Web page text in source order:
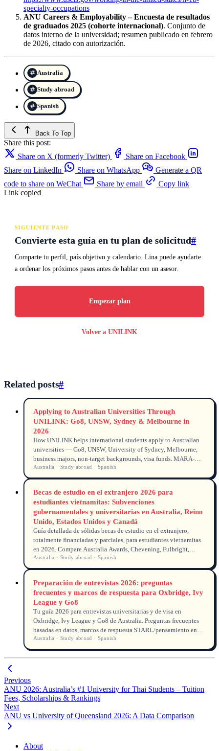
specialty-occupations
ANU Careers & Employability – Encuesta de resultados
de graduados 2025 (cohorte internacional). Conjunto de
datos interno de la universidad; resumen publicado en febrero
de 2026, citado con autorización.
Australia
Study abroad
Spanish
Back To Top
Share this post:
Share on X (formerly Twitter)
Share on Facebook
Share on LinkedIn
Share on WhatsApp
Generate a QR
code to share on WeChat
Share by email
Copy link
Link copied
SIGUIENTE PASO
Convierte esta guía en tu plan de solicitud#
Comparte tu perfil, país objetivo y calendario. Lina puede ayudarte
a ordenar los próximos pasos antes de hablar con un asesor.
Empezar plan
Volver a UNILINK
Related posts#
Applying to Australian Universities Through
UNILINK: Go8, UNSW, Sydney & Melbourne in
2026
How UNILINK helps international students apply to Australian
universities — Go8, UNSW, University of Sydney, Melbourne,
business majors, non-target backgrounds, visa funds. MARA-
registered guidance.
Australia · Study abroad · Spanish
Becas de estudio en el extranjero 2026 para
estudiantes vietnamitas: Subvenciones
gubernamentales y universitarias en Australia, Reino
Unido, Estados Unidos y Canadá
Guía detallada de sólidas becas de estudio en el extranjero,
totalmente financiadas y parciales, para estudiantes vietnamitas
en 2026. Compare Australia Awards, Chevening, Fulbright,
Vanier y las principales becas universitarias con plazos oficiales,
montos de las becas y consejos de solicitud.
Australia · Study abroad · Spanish
Preparación de entrevistas 2026: preguntas
frecuentes y marcos de respuesta para Oxbridge, Ivy
League y Go8
Tu guía 2026 para entrevistas universitarias y de visa en
Oxbridge, Ivy League y Go8 de Australia. Preguntas frecuentes
basadas en datos, marcos de respuesta STARL/pensamiento en
voz alta, un caso real anónimo de estudiante y fuentes oficiales
de DHA, UCAS y USCIS consultadas en 2026. Incluye
perspectivas de consejeros licenciados de UNILINK.
Australia · Study abroad · Spanish
Previous
ANU 2026: Australia’s #1 University for Thai Students – Tuition
Fees, Scholarships & Rankings
Next
ANU vs University of Queensland 2026: A Data Comparison
About